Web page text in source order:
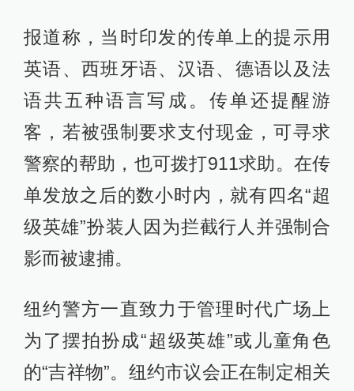
报道称，当时印发的传单上的提示用
英语、西班牙语、汉语、德语以及法
语共五种语言写成。传单还提醒游
客，若被强制要求支付现金，可寻求
警察的帮助，也可拨打911求助。在传
单发放之后的数小时内，就有四名“超
级英雄”扮装人因为拦截行人并强制合
影而被逮捕。
纽约警方一直致力于管理时代广场上
为了摆拍扮成“超级英雄”或儿童角色
的“吉祥物”。纽约市议会正在制定相关